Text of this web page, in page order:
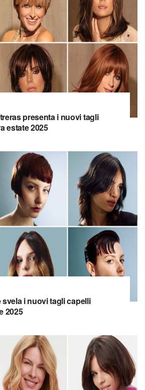
presenta i nuovi tagli
estate 2025
i nuovi tagli capelli
2025